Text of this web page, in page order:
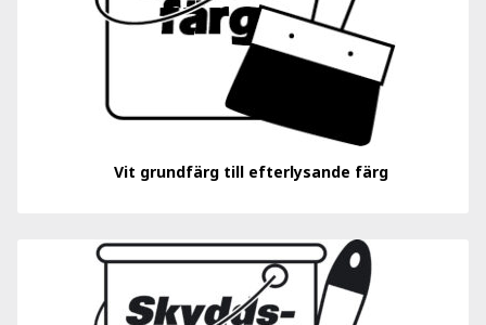
Vit grundfärg till efterlysande färg